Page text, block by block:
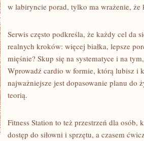
w labiryncie porad, tylko ma wrażenie, że
Serwis często podkreśla, że każdy cel da
realnych kroków: więcej białka, lepsze
mięśnie? Skup się na systematyce i na
Wprowadź cardio w formie, którą lubisz i
najważniejsze jest dopasowanie planu do
teorią.
Fitness Station to też przestrzeń dla osób,
dostęp do siłowni i sprzętu, a czasem